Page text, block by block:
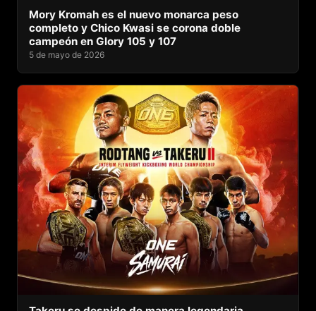
Mory Kromah es el nuevo monarca peso
completo y Chico Kwasi se corona doble
campeón en Glory 105 y 107
5 de mayo de 2026